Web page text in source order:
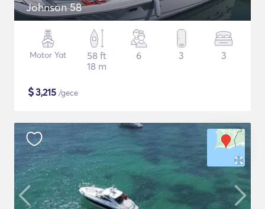
Johnson 58
Motor Yat
58 ft
18 m
6 3 3
$3,215 /gece